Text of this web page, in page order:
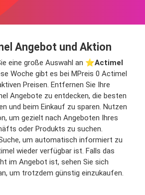
Angebot und Aktion
eine große Auswahl an ⭐️Actimel
Woche gibt es bei MPreis 0 Actimel
Preisen. Entfernen Sie Ihre
Angebote zu entdecken, die besten
und beim Einkauf zu sparen. Nutzen
um gezielt nach Angeboten Ihres
oder Produkts zu suchen.
um automatisch informiert zu
wieder verfügbar ist. Falls das
im Angebot ist, sehen Sie sich
um trotzdem günstig einzukaufen.